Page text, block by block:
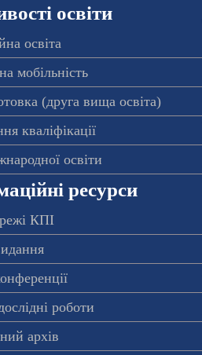
освіти
освіта
мобільність
(друга вища освіта)
кваліфікації
освіти
ресурси
КПІ
роботи
архів